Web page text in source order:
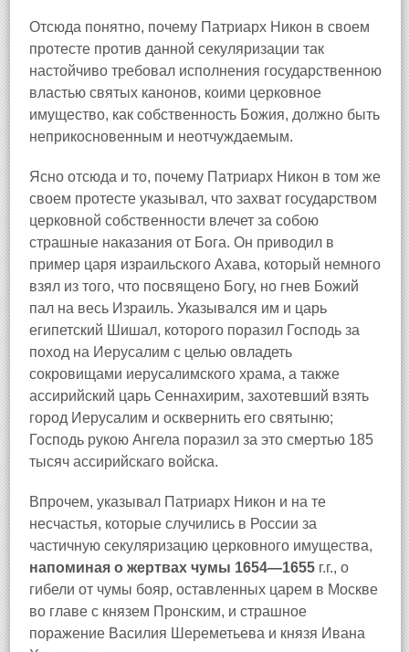
Отсюда понятно, почему Патриарх Никон в своем
протесте против данной секуляризации так
настойчиво требовал исполнения государственною
властью святых канонов, коими церковное
имущество, как собственность Божия, должно быть
неприкосновенным и неотчуждаемым.
Ясно отсюда и то, почему Патриарх Никон в том же
своем протесте указывал, что захват государством
церковной собственности влечет за собою
страшные наказания от Бога. Он приводил в
пример царя израильского Ахава, который немного
взял из того, что посвящено Богу, но гнев Божий
пал на весь Израиль. Указывался им и царь
египетский Шишал, которого поразил Господь за
поход на Иерусалим с целью овладеть
сокровищами иерусалимского храма, а также
ассирийский царь Сеннахирим, захотевший взять
город Иерусалим и осквернить его святыню;
Господь рукою Ангела поразил за это смертью 185
тысяч ассирийскаго войска.
Впрочем, указывал Патриарх Никон и на те
несчастья, которые случились в России за
частичную секуляризацию церковного имущества,
напоминая о жертвах чумы 1654—1655 г.г., о
гибели от чумы бояр, оставленных царем в Москве
во главе с князем Пронским, и страшное
поражение Василия Шереметьева и князя Ивана